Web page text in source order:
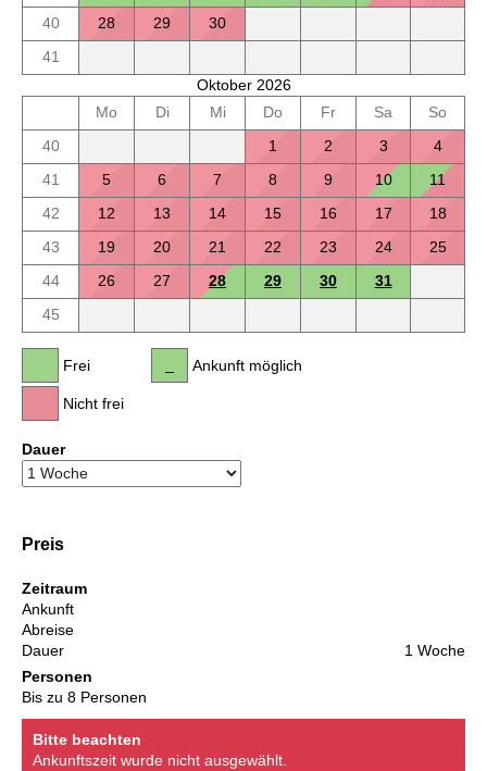
40
28 29
30
41
Oktober 2026
Mo
Di Mi Do Fr Sa
So
40
1 2 3
4
41
5 6 7 8 9 10
11
42
12 13 14 15 16 17
18
43
19 20 21 22 23 24
25
44
26 27 28 29 30
31
45
Frei
Nicht frei
Ankunft möglich
Dauer
Preis
Zeitraum
Ankunft
Abreise
Dauer
1 Woche
Personen
Bis zu 8 Personen
Bitte beachten
Ankunftszeit wurde nicht ausgewählt.